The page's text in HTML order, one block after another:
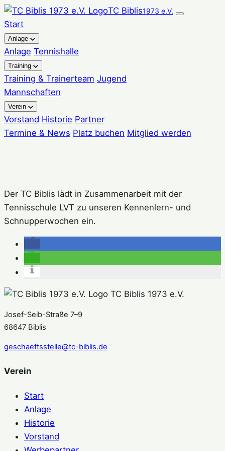
Zum
Inhalt
springen
TC Biblis1973 e.V.
Start
Anlage
Anlage Tennishalle
Training
Training & Trainerteam Jugend
Mannschaften
Verein
Vorstand Historie Partner
Termine & News Platz buchen Mitglied werden
Der TC Biblis lädt in Zusammenarbeit mit der
Tennisschule LVT zu unseren Kennenlern- und
Schnupperwochen ein.
TC Biblis 1973 e.V.
Josef-Seib-Straße 7–9
68647 Biblis
geschaeftsstelle@tc-biblis.de
Verein
Start
Anlage
Historie
Vorstand